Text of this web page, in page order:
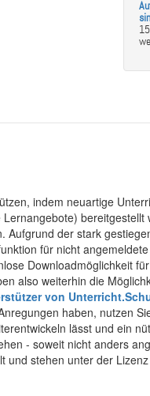
indem neuartige
bereitgestellt
der stark
für nicht
Downloadmöglichkeit
also weiterhin die
von
haben, nutzen
lässt und ein
- soweit nicht anders
und stehen unter der Lizenz